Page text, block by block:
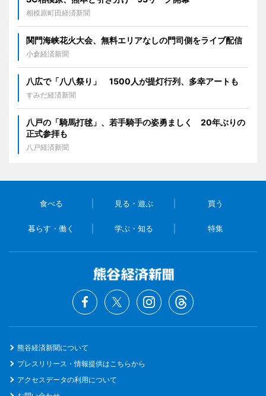
相模原町田経済新聞
関門海峡花火大会、無料エリアなしの門司側をライブ配信
小倉経済新聞
八広で「八八祭り」 1500人が提灯行列、多幸アートも
すみだ経済新聞
八戸の「騎馬打毬」、若手騎手の姿勇ましく 20年ぶりの
正式参拝も
八戸経済新聞
食べる 見る・遊ぶ 買う
暮らす・働く 学ぶ・知る 特集
熊谷経済新聞について
プレスリリース・情報提供はこちらから
アクセスデータの利用について